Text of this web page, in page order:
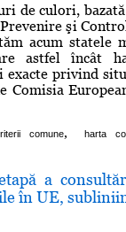
de culori,
şi
acum statele
astfel încât
exacte privind
Comisia
comune, harta
a
în UE,